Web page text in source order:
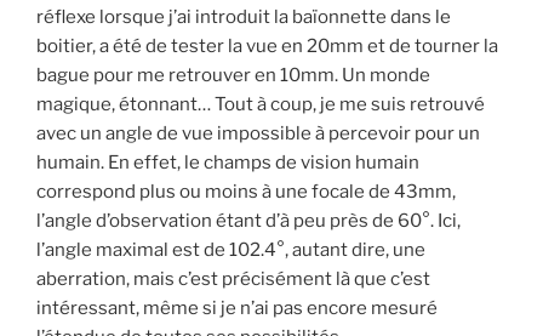
réflexe lorsque j’ai introduit la baïonnette dans le
boitier, a été de tester la vue en 20mm et de tourner la
bague pour me retrouver en 10mm. Un monde
magique, étonnant… Tout à coup, je me suis retrouvé
avec un angle de vue impossible à percevoir pour un
humain. En effet, le champs de vision humain
correspond plus ou moins à une focale de 43mm,
l’angle d’observation étant d’à peu près de 60°. Ici,
l’angle maximal est de 102.4°, autant dire, une
aberration, mais c’est précisément là que c’est
intéressant, même si je n’ai pas encore mesuré